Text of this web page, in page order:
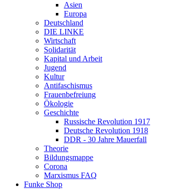
Asien
Europa
Deutschland
DIE LINKE
Wirtschaft
Solidarität
Kapital und Arbeit
Jugend
Kultur
Antifaschismus
Frauenbefreiung
Ökologie
Geschichte
Russische Revolution 1917
Deutsche Revolution 1918
DDR - 30 Jahre Mauerfall
Theorie
Bildungsmappe
Corona
Marxismus FAQ
Funke Shop